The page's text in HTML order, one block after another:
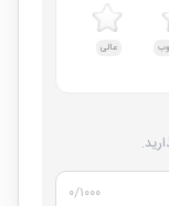
عالی
۰/۱۰۰۰